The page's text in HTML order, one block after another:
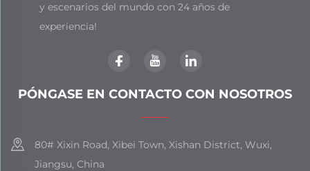
y escenarios del mundo con 24 años de
experiencia!
PÓNGASE EN CONTACTO CON NOSOTROS
80# Xixin Road, Xibei Town, Xishan District, Wuxi,
Jiangsu, China